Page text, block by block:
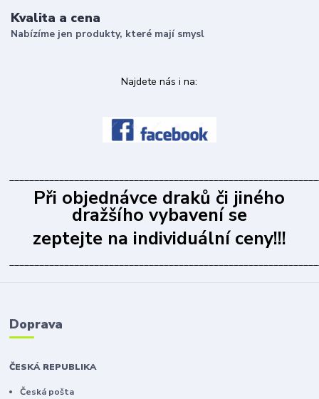
Kvalita a cena
Nabízíme jen produkty, které mají smysl
Najdete nás i na:
Při objednávce draků či jiného
dražšího vybavení se
zeptejte na individuální ceny!!!
Doprava
ČESKÁ REPUBLIKA
Česká pošta